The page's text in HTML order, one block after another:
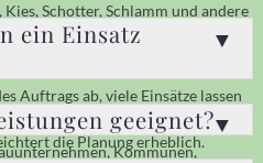
Schotter, Schlamm und andere
Die genaue Eignung wird
der Materialart geprüft.
ein Einsatz
Auftrags ab, viele Einsätze lassen
Eine schnelle Abstimmung
die Planung erheblich.
geeignet?
Kommunen,